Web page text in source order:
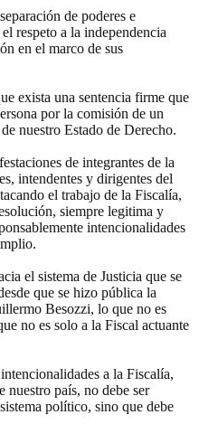
de poderes e
respeto a la independencia
en el marco de sus
exista una sentencia firme que
por la comisión de un
nuestro Estado de Derecho.
de integrantes de la
intendentes y dirigentes del
el trabajo de la Fiscalía,
siempre legitima y
intencionalidades
el sistema de Justicia que se
que se hizo pública la
Besozzi, lo que no es
no es solo a la Fiscal actuante
a la Fiscalía,
nuestro país, no debe ser
político, sino que debe